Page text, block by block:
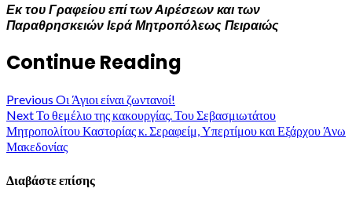
Εκ του Γραφείου επί των Αιρέσεων και των
Παραθρησκειών Ιερά Μητροπόλεως Πειραιώς
Continue Reading
Previous Oι Άγιοι είναι ζωντανοί!
NextΤο θεμέλιο της κακουργίας. Του Σεβασμιωτάτου
Μητροπολίτου Καστορίας κ. Σεραφείμ, Υπερτίμου και Εξάρχου Άνω
Μακεδονίας
Διαβάστε επίσης